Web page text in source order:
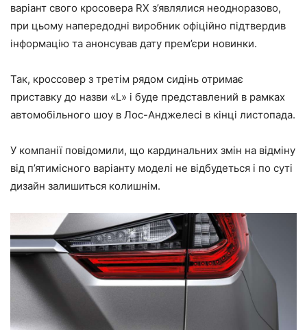
варіант свого кросовера RX з’являлися неодноразово,
при цьому напередодні виробник офіційно підтвердив
інформацію та анонсував дату прем’єри новинки.
Так, кроссовер з третім рядом сидінь отримає
приставку до назви «L» і буде представлений в рамках
автомобільного шоу в Лос-Анджелесі в кінці листопада.
У компанії повідомили, що кардинальних змін на відміну
від п’ятимісного варіанту моделі не відбудеться і по суті
дизайн залишиться колишнім.